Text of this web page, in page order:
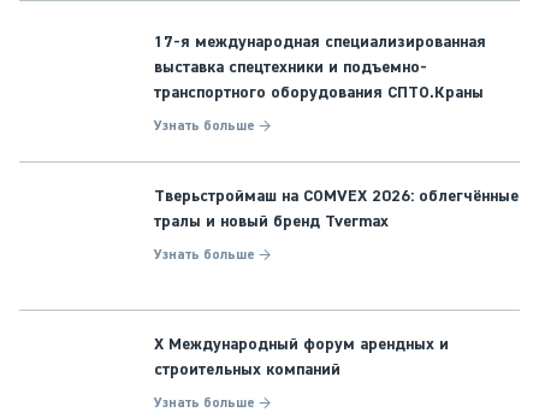
17-я международная специализированная
выставка спецтехники и подъемно-
транспортного оборудования СПТО.Краны
Узнать больше →
Тверьстроймаш на COMVEX 2026: облегчённые
тралы и новый бренд Tvermax
Узнать больше →
X Международный форум арендных и
строительных компаний
Узнать больше →